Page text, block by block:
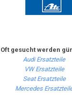
Oft gesucht werden
Audi Ersatzteile
VW Ersatzteile
Seat Ersatzteile
Mercedes